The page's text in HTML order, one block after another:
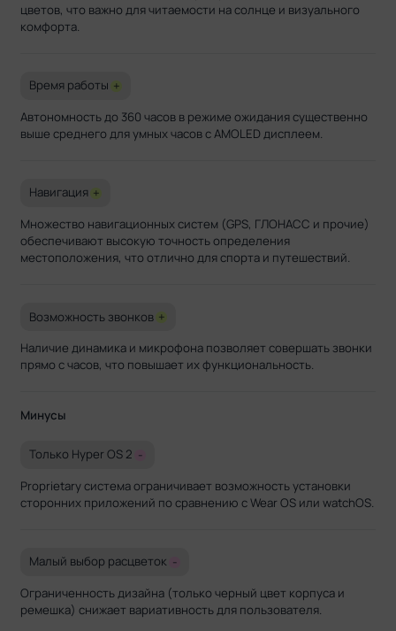
цветов, что важно для читаемости на солнце и визуального
комфорта.
Время работы +
Автономность до 360 часов в режиме ожидания существенно
выше среднего для умных часов с AMOLED дисплеем.
Навигация +
Множество навигационных систем (GPS, ГЛОНАСС и прочие)
обеспечивают высокую точность определения
местоположения, что отлично для спорта и путешествий.
Возможность звонков +
Наличие динамика и микрофона позволяет совершать звонки
прямо с часов, что повышает их функциональность.
Минусы
Только Hyper OS 2 -
Proprietary система ограничивает возможность установки
сторонних приложений по сравнению с Wear OS или watchOS.
Малый выбор расцветок -
Ограниченность дизайна (только черный цвет корпуса и
ремешка) снижает вариативность для пользователя.